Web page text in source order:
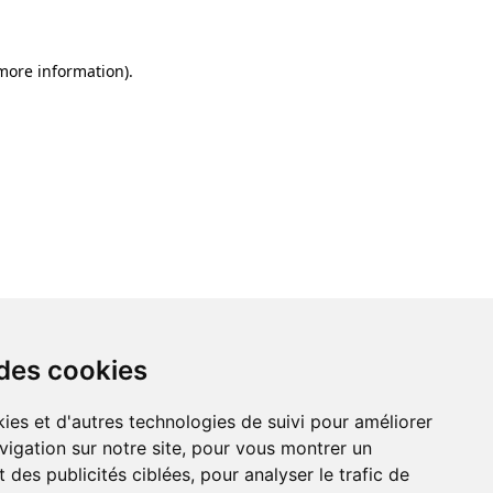
cookies
et d'autres technologies de suivi pour améliorer
sur notre site, pour vous montrer un
des publicités ciblées, pour analyser le trafic de
information).